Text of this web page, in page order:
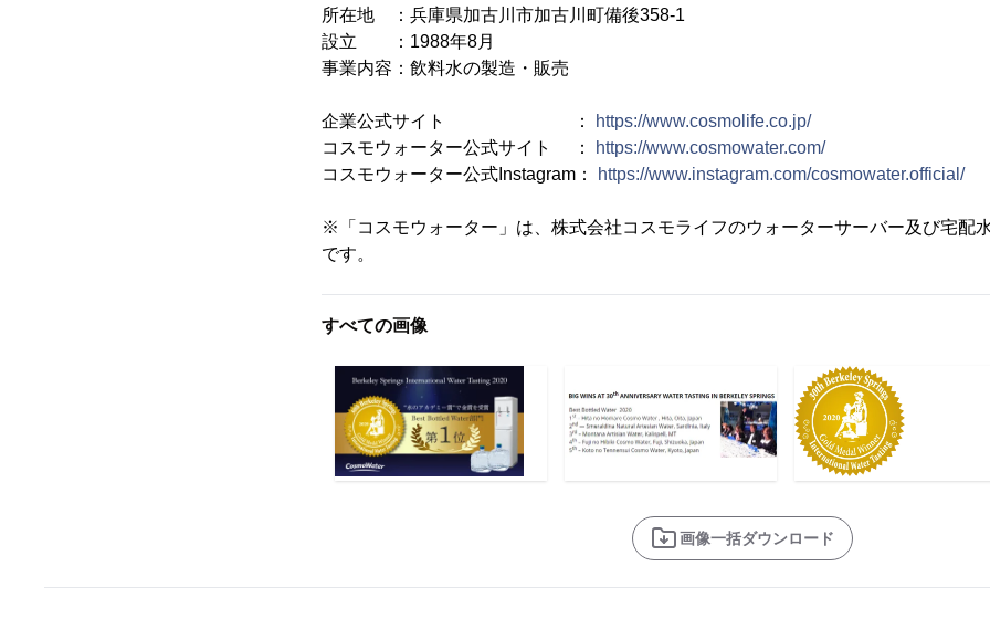
所在地 ：兵庫県加古川市加古川町備後358-1
設立 ：1988年8月
事業内容：飲料水の製造・販売
企業公式サイト ：
https://www.cosmolife.co.jp/
コスモウォーター公式サイト ：
https://www.cosmowater.com/
コスモウォーター公式Instagram：
https://www.instagram.com/cosmowater.official/
※「コスモウォーター」は、株式会社コスモライフのウォーターサーバー及び宅配
です。
すべての画像
画像一括ダウンロード